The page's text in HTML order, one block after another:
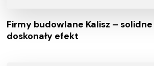
Firmy budowlane Kalisz –
doskonały efekt